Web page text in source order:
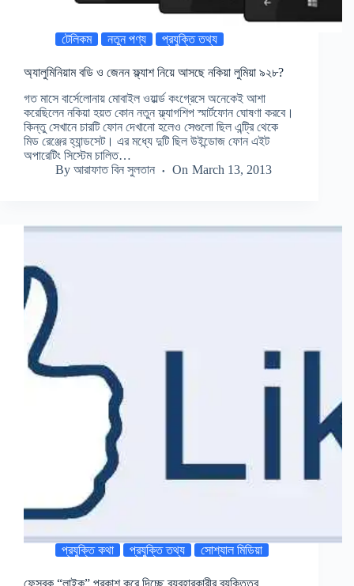
টেলিকম নতুন পণ্য প্রযুক্তি তথ্য
অ্যালুমিনিয়াম বডি ও জেনন ফ্ল্যাশ নিয়ে আসছে নকিয়া লুমিয়া ৯২৮?
গত মাসে বার্সেলোনায় মোবাইল ওয়ার্ল্ড কংগ্রেসে অনেকেই আশা
করেছিলেন নকিয়া হয়ত কোন নতুন ফ্ল্যাগশিপ স্মার্টফোন ঘোষণা করবে।
কিন্তু সেখানে চারটি ফোন দেখানো হলেও সেগুলো ছিল এন্ট্রি থেকে
মিড রেঞ্জের হ্যান্ডসেট। এর মধ্যে দুটি ছিল উইন্ডোজ ফোন এইট
অপারেটিং সিস্টেম চালিত…
By আরাফাত বিন সুলতান On March 13, 2013
প্রযুক্তি কথা প্রযুক্তি তথ্য সোশ্যাল মিডিয়া
ফেসবুক “লাইক” প্রকাশ করে দিচ্ছে ব্যবহারকারীর ব্যক্তিত্ব